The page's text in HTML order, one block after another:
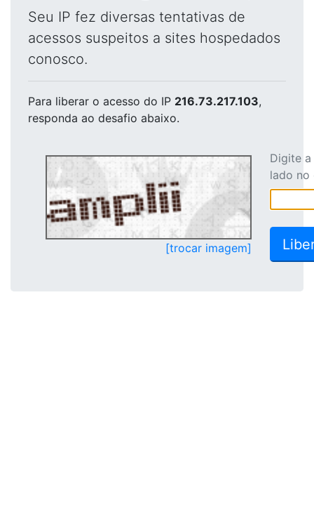
Seu IP fez diversas tentativas de
acessos suspeitos a sites hospedados
conosco.
Para liberar o acesso do IP 216.73.217.103,
responda ao desafio abaixo.
[trocar imagem]
Digite
lado no